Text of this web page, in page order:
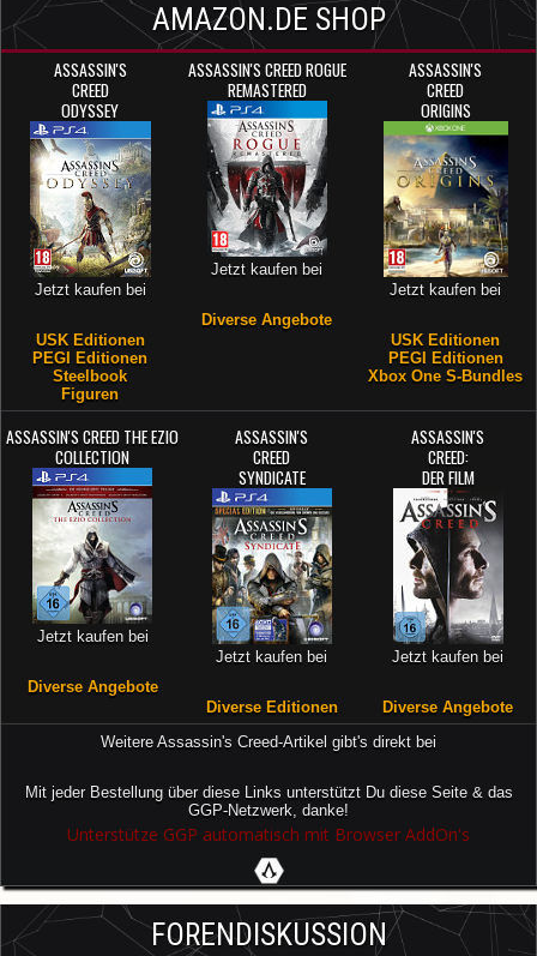
AMAZON.DE SHOP
ASSASSIN'S
CREED
ODYSSEY
Jetzt kaufen bei
USK Editionen
PEGI Editionen
Steelbook
Figuren
ASSASSIN'S CREED ROGUE
REMASTERED
Jetzt kaufen bei
Diverse Angebote
ASSASSIN'S
CREED
ORIGINS
Jetzt kaufen bei
USK Editionen
PEGI Editionen
Xbox One S-Bundles
ASSASSIN'S CREED THE EZIO
COLLECTION
Jetzt kaufen bei
Diverse Angebote
ASSASSIN'S
CREED
SYNDICATE
Jetzt kaufen bei
Diverse Editionen
ASSASSIN'S
CREED:
DER FILM
Jetzt kaufen bei
Diverse Angebote
Weitere Assassin's Creed-Artikel gibt's direkt bei
Mit jeder Bestellung über diese Links unterstützt Du diese Seite & das
GGP-Netzwerk, danke!
Unterstütze GGP automatisch mit Browser AddOn's
FORENDISKUSSION